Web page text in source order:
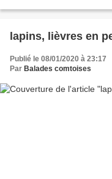
lapins, lièvres en
Publié le 08/01/2020 à 23:17
Par Balades comtoises